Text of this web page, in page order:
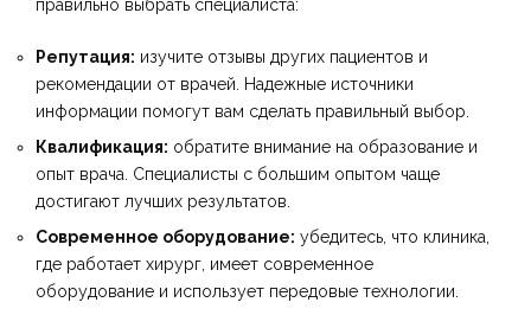
правильно выбрать специалиста:
Репутация: изучите отзывы других пациентов и
рекомендации от врачей. Надежные источники
информации помогут вам сделать правильный выбор.
Квалификация: обратите внимание на образование и
опыт врача. Специалисты с большим опытом чаще
достигают лучших результатов.
Современное оборудование: убедитесь, что клиника,
где работает хирург, имеет современное
оборудование и использует передовые технологии.